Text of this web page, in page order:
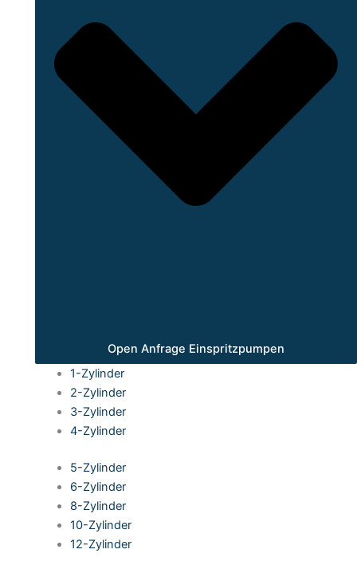
Open Anfrage Einspritzpumpen
1-Zylinder
2-Zylinder
3-Zylinder
4-Zylinder
5-Zylinder
6-Zylinder
8-Zylinder
10-Zylinder
12-Zylinder